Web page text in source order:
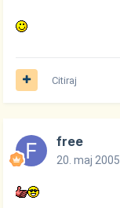
Citiraj
free
20. maj 2005